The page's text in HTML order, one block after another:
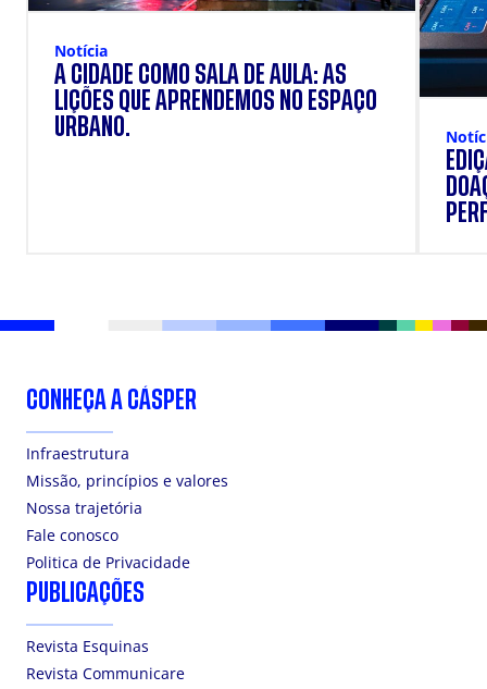
Notícia
A CIDADE COMO SALA DE AULA: AS
LIÇÕES QUE APRENDEMOS NO ESPAÇO
URBANO.
CONHEÇA A CÁSPER
Infraestrutura
Missão, princípios e valores
Nossa trajetória
Fale conosco
Politica de Privacidade
PUBLICAÇÕES
Revista Esquinas
Revista Communicare